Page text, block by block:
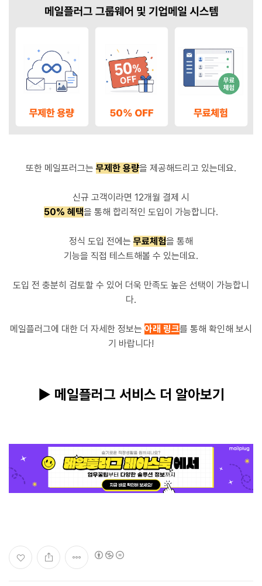
또한 메일프러그는 무제한 용량을 제공해드리고 있는데요.
신규 고객이라면 12개월 결제 시
50% 혜택을 통해 합리적인 도입이 가능합니다.
정식 도입 전에는 무료체험을 통해
기능을 직접 테스트해볼 수 있는데요.
도입 전 충분히 검토할 수 있어 더욱 만족도 높은 선택이 가능합니
다.
메일플러그에 대한 더 자세한 정보는 아래 링크를 통해 확인해 보시
기 바랍니다!
▶ 메일플러그 서비스 더 알아보기